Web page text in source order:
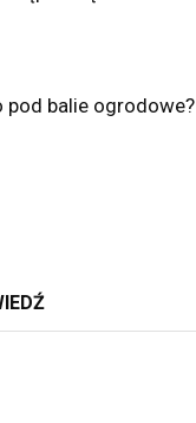
pod balie ogrodowe?